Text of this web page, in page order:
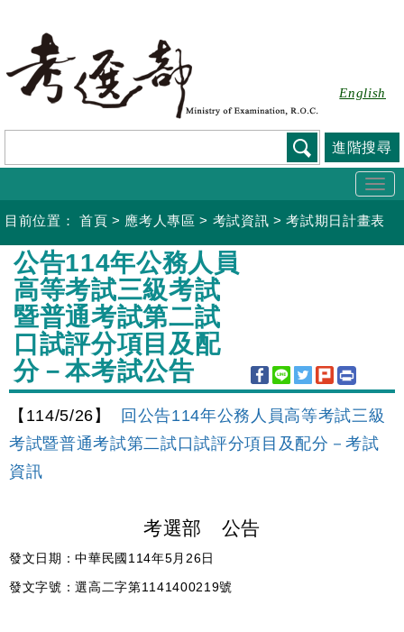
要
容
English
進階搜尋
目前位置： 首頁 > 應考人專區 > 考試資訊 >考試期日計畫表
:::
公告114年公務人員
高等考試三級考試
暨普通考試第二試
口試評分項目及配
分－本考試公告
【114/5/26】
回公告114年公務人員高等考試三級
考試暨普通考試第二試口試評分項目及配分－考試
資訊
考選部 公告
發文日期：中華民國114年5月26日
發文字號：選高二字第1141400219號